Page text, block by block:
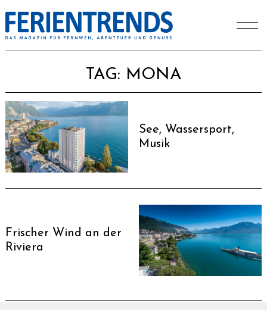
TAG: MONA
See, Wassersport,
Musik
Frischer Wind an der
Riviera